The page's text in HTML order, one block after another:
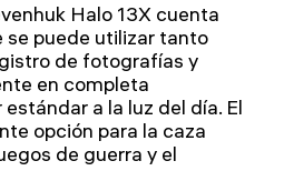
Halo 13X cuenta
se puede utilizar tanto
de fotografías y
en completa
a la luz del día. El
opción para la caza
de guerra y el